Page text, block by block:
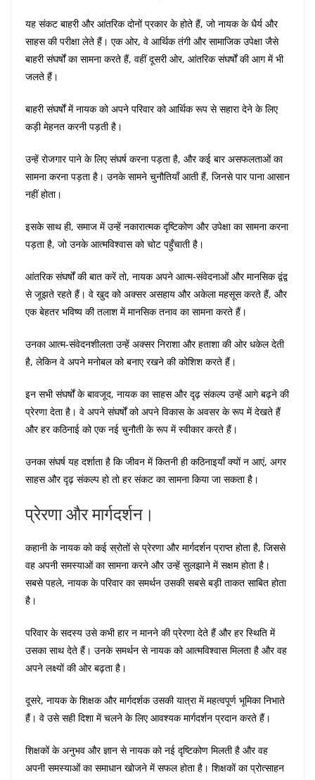
यह संकट बाहरी और आंतरिक दोनों प्रकार के होते हैं, जो नायक के धैर्य और
साहस की परीक्षा लेते हैं। एक ओर, वे आर्थिक तंगी और सामाजिक उपेक्षा जैसे
बाहरी संघर्षों का सामना करते हैं, वहीं दूसरी ओर, आंतरिक संघर्षों की आग में भी
जलते हैं।
बाहरी संघर्षों में नायक को अपने परिवार को आर्थिक रूप से सहारा देने के लिए
कड़ी मेहनत करनी पड़ती है।
उन्हें रोजगार पाने के लिए संघर्ष करना पड़ता है, और कई बार असफलताओं का
सामना करना पड़ता है। उनके सामने चुनौतियाँ आती हैं, जिनसे पार पाना आसान
नहीं होता।
इसके साथ ही, समाज में उन्हें नकारात्मक दृष्टिकोण और उपेक्षा का सामना करना
पड़ता है, जो उनके आत्मविश्वास को चोट पहुँचाती है।
आंतरिक संघर्षों की बात करें तो, नायक अपने आत्म-संवेदनाओं और मानसिक द्वंद्व
से जूझते रहते हैं। वे खुद को अक्सर असहाय और अकेला महसूस करते हैं, और
एक बेहतर भविष्य की तलाश में मानसिक तनाव का सामना करते हैं।
उनका आत्म-संवेदनशीलता उन्हें अक्सर निराशा और हताशा की ओर धकेल देती
है, लेकिन वे अपने मनोबल को बनाए रखने की कोशिश करते हैं।
इन सभी संघर्षों के बावजूद, नायक का साहस और दृढ़ संकल्प उन्हें आगे बढ़ने की
प्रेरणा देता है। वे अपने संघर्षों को अपने विकास के अवसर के रूप में देखते हैं
और हर कठिनाई को एक नई चुनौती के रूप में स्वीकार करते हैं।
उनका संघर्ष यह दर्शाता है कि जीवन में कितनी ही कठिनाइयाँ क्यों न आएं, अगर
साहस और दृढ़ संकल्प हो तो हर संकट का सामना किया जा सकता है।
प्रेरणा और मार्गदर्शन।
कहानी के नायक को कई स्रोतों से प्रेरणा और मार्गदर्शन प्राप्त होता है, जिससे
वह अपनी समस्याओं का सामना करने और उन्हें सुलझाने में सक्षम होता है।
सबसे पहले, नायक के परिवार का समर्थन उसकी सबसे बड़ी ताकत साबित होता
है।
परिवार के सदस्य उसे कभी हार न मानने की प्रेरणा देते हैं और हर स्थिति में
उसका साथ देते हैं। उनके समर्थन से नायक को आत्मविश्वास मिलता है और वह
अपने लक्ष्यों की ओर बढ़ता है।
दूसरे, नायक के शिक्षक और मार्गदर्शक उसकी यात्रा में महत्वपूर्ण भूमिका निभाते
हैं। वे उसे सही दिशा में चलने के लिए आवश्यक मार्गदर्शन प्रदान करते हैं।
शिक्षकों के अनुभव और ज्ञान से नायक को नई दृष्टिकोण मिलती है और वह
अपनी समस्याओं का समाधान खोजने में सफल होता है। शिक्षकों का प्रोत्साहन